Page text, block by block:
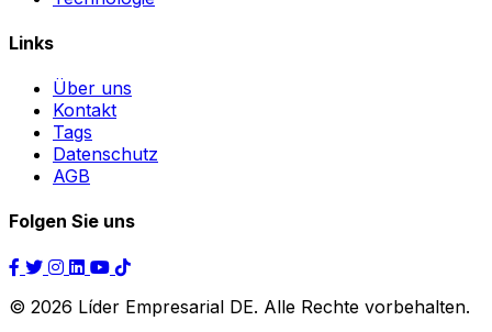
Links
Über uns
Kontakt
Tags
Datenschutz
AGB
Folgen Sie uns
© 2026 Líder Empresarial DE. Alle Rechte vorbehalten.